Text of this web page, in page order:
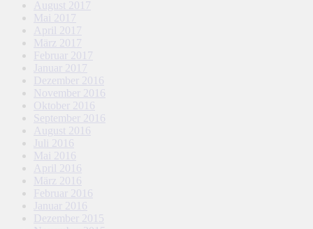
August 2017
Mai 2017
April 2017
März 2017
Februar 2017
Januar 2017
Dezember 2016
November 2016
Oktober 2016
September 2016
August 2016
Juli 2016
Mai 2016
April 2016
März 2016
Februar 2016
Januar 2016
Dezember 2015